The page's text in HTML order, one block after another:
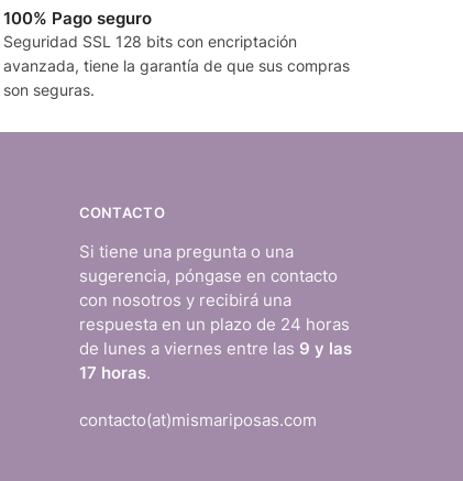
100% Pago seguro
Seguridad SSL 128 bits con encriptación
avanzada, tiene la garantía de que sus compras
son seguras.
CONTACTO
Si tiene una pregunta o una
sugerencia, póngase en contacto
con nosotros y recibirá una
respuesta en un plazo de 24 horas
de lunes a viernes entre las 9 y las
17 horas.
contacto(at)mismariposas.com